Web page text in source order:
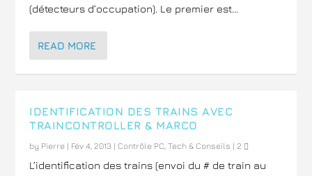
(détecteurs d’occupation). Le premier est...
READ MORE
IDENTIFICATION DES TRAINS AVEC
TRAINCONTROLLER & MARCO
by Pierre | Fév 4, 2013 | Contrôle PC,Tech & Conseils |2
L’identification des trains (envoi du # de train au